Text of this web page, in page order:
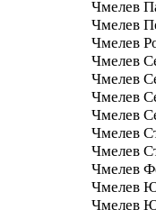
Чмелев
Чмелев
Чмелев
Чмелев
Чмелев
Чмелев
Чмелев
Чмелев
Чмелев
Чмелев
Чмелев
Чмелев